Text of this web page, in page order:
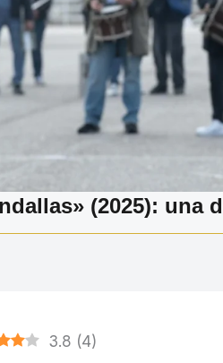
(2025): una
3.8 (4)